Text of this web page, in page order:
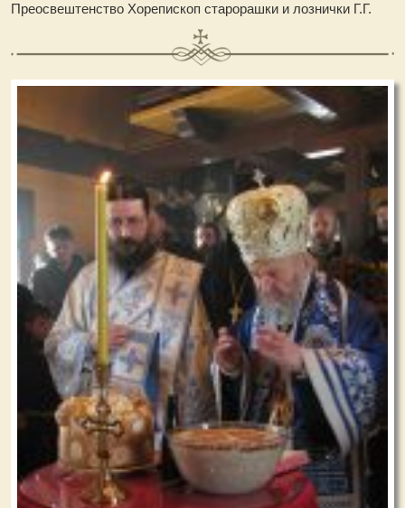
Преосвештенство Хорепископ старорашки и лознички Г.Г.